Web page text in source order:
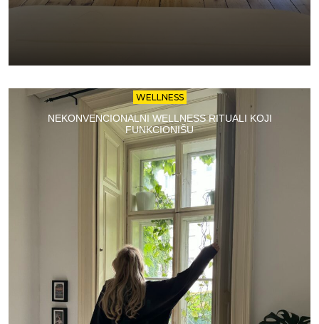
WELLNESS
NEKONVENCIONALNI WELLNESS RITUALI KOJI
FUNKCIONIŠU